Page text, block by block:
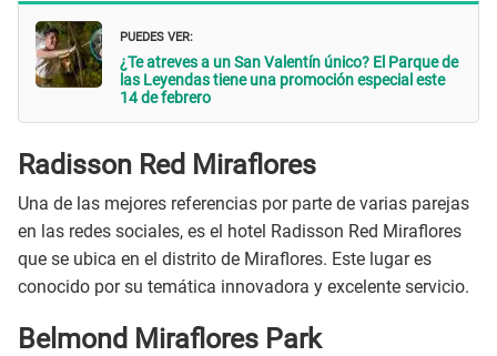
PUEDES VER:
¿Te atreves a un San Valentín único? El Parque de
las Leyendas tiene una promoción especial este
14 de febrero
Radisson Red Miraflores
Una de las mejores referencias por parte de varias parejas
en las redes sociales, es el hotel Radisson Red Miraflores
que se ubica en el distrito de Miraflores. Este lugar es
conocido por su temática innovadora y excelente servicio.
Belmond Miraflores Park